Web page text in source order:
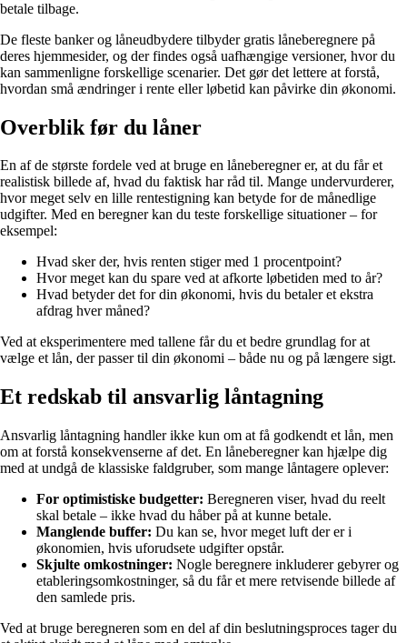
betale tilbage.
De fleste banker og låneudbydere tilbyder gratis låneberegnere på
deres hjemmesider, og der findes også uafhængige versioner, hvor du
kan sammenligne forskellige scenarier. Det gør det lettere at forstå,
hvordan små ændringer i rente eller løbetid kan påvirke din økonomi.
Overblik før du låner
En af de største fordele ved at bruge en låneberegner er, at du får et
realistisk billede af, hvad du faktisk har råd til. Mange undervurderer,
hvor meget selv en lille rentestigning kan betyde for de månedlige
udgifter. Med en beregner kan du teste forskellige situationer – for
eksempel:
Hvad sker der, hvis renten stiger med 1 procentpoint?
Hvor meget kan du spare ved at afkorte løbetiden med to år?
Hvad betyder det for din økonomi, hvis du betaler et ekstra
afdrag hver måned?
Ved at eksperimentere med tallene får du et bedre grundlag for at
vælge et lån, der passer til din økonomi – både nu og på længere sigt.
Et redskab til ansvarlig låntagning
Ansvarlig låntagning handler ikke kun om at få godkendt et lån, men
om at forstå konsekvenserne af det. En låneberegner kan hjælpe dig
med at undgå de klassiske faldgruber, som mange låntagere oplever:
For optimistiske budgetter: Beregneren viser, hvad du reelt
skal betale – ikke hvad du håber på at kunne betale.
Manglende buffer: Du kan se, hvor meget luft der er i
økonomien, hvis uforudsete udgifter opstår.
Skjulte omkostninger: Nogle beregnere inkluderer gebyrer og
etableringsomkostninger, så du får et mere retvisende billede af
den samlede pris.
Ved at bruge beregneren som en del af din beslutningsproces tager du